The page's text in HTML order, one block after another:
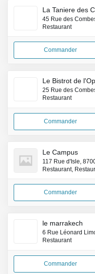
La Taniere des
45 Rue des
Restaurant
Commander
Le Bistrot de
25 Rue des
Restaurant
Commander
Le Campus
117 Rue d'Isle,
Commander
le marrakech
6 Rue Léonard
Restaurant
Commander